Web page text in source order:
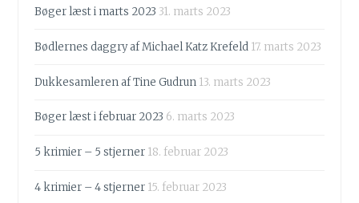
Bøger læst i marts 2023 31. marts 2023
Bødlernes daggry af Michael Katz Krefeld 17. marts 2023
Dukkesamleren af Tine Gudrun 13. marts 2023
Bøger læst i februar 2023 6. marts 2023
5 krimier – 5 stjerner 18. februar 2023
4 krimier – 4 stjerner 15. februar 2023